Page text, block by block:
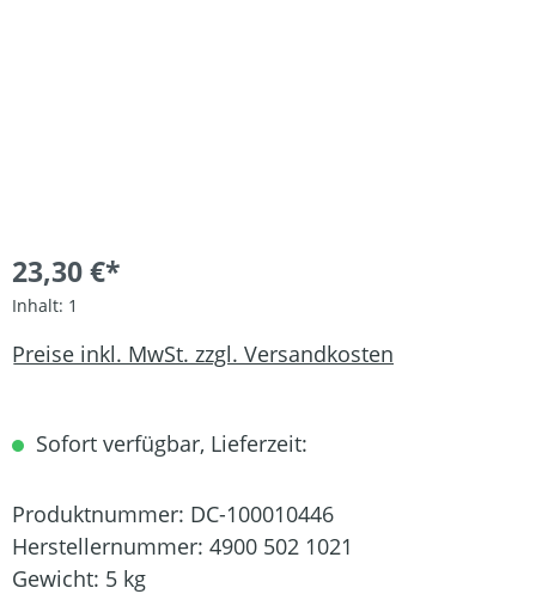
23,30 €*
Inhalt: 1
Preise inkl. MwSt. zzgl. Versandkosten
Sofort verfügbar, Lieferzeit:
Produktnummer: DC-100010446
Herstellernummer: 4900 502 1021
Gewicht: 5 kg